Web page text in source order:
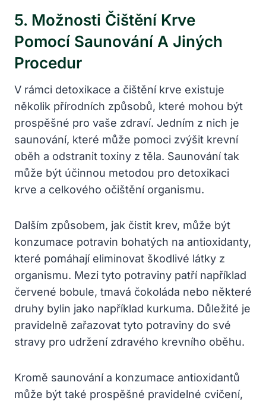
5. Možnosti Čištění Krve
Pomocí Saunování A Jiných
Procedur
V rámci detoxikace a čištění krve existuje
‌několik ⁣přírodních způsobů, které mohou být
prospěšné pro vaše zdraví. Jedním z nich je
⁤saunování,​ které může ‌pomoci ⁢zvýšit​ krevní
oběh a odstranit ‌toxiny z těla. Saunování tak
může‍ být účinnou metodou pro detoxikaci
krve​ a celkového očištění organismu.
Dalším způsobem, jak čistit krev, může být
konzumace potravin bohatých na antioxidanty,
⁤které pomáhají⁣ eliminovat škodlivé látky z
⁤organismu. Mezi tyto potraviny patří například
⁣červené ⁣bobule, tmavá čokoláda ⁢nebo‌ některé
druhy​ bylin jako například‌ kurkuma. Důležité je
pravidelně zařazovat tyto potraviny‌ do své
stravy⁤ pro udržení zdravého krevního oběhu.
Kromě saunování ‍a ‌konzumace antioxidantů
může být⁤ také prospěšné ⁣pravidelné‍ cvičení,